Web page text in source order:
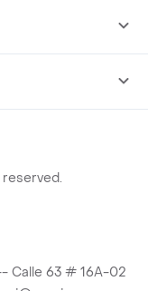
Calle 63 # 16A-02